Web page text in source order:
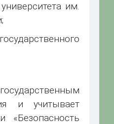
им.
и учитывает
«Безопасность